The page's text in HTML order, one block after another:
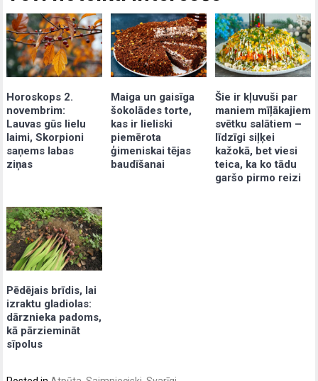
Horoskops 2.
novembrim:
Lauvas gūs lielu
laimi, Skorpioni
saņems labas
ziņas
Maiga un gaisīga
šokolādes torte,
kas ir lieliski
piemērota
ģimeniskai tējas
baudīšanai
Šie ir kļuvuši par
maniem mīļākajiem
svētku salātiem –
līdzīgi siļķei
kažokā, bet viesi
teica, ka ko tādu
garšo pirmo reizi
Pēdējais brīdis, lai
izraktu gladiolas:
dārznieka padoms,
kā pārziemināt
sīpolus